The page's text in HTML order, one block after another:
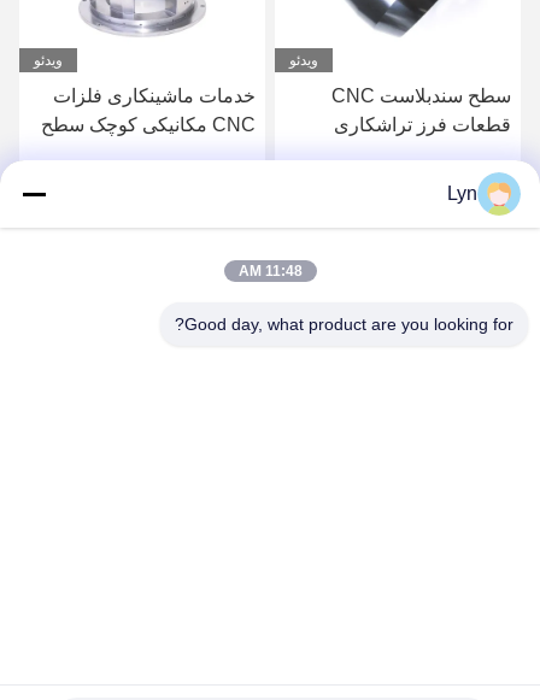
ویدئو
سطح سندبلاست CNC
قطعات فرز تراشکاری
لیزری
بهترین قیمت را دریافت
ویدئو
خدمات ماشینکاری فلزات
CNC مکانیکی کوچک سطح
Lyn
11:48 AM
Good day, what product are you looking for?